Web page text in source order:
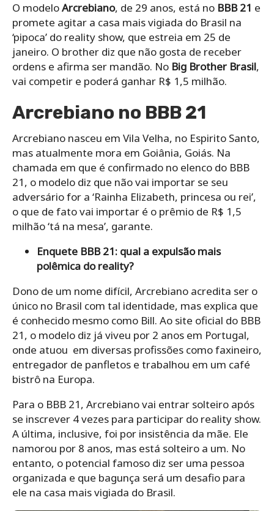
O modeloArcrebiano, de 29 anos, está no BBB 21 e
promete agitar a casa mais vigiada do Brasil na
‘pipoca’ do reality show, que estreia em 25 de
janeiro. O brother diz que não gosta de receber
ordens e afirma ser mandão. No Big Brother Brasil,
vai competir e poderá ganhar R$ 1,5 milhão.
Arcrebiano no BBB 21
Arcrebiano nasceu em Vila Velha, no Espirito Santo,
mas atualmente mora em Goiânia, Goiás. Na
chamada em que é confirmado no elenco do BBB
21, o modelo diz que não vai importar se seu
adversário for a ‘Rainha Elizabeth, princesa ou rei’,
o que de fato vai importar é o prêmio de R$ 1,5
milhão ‘tá na mesa’, garante.
Enquete BBB 21: qual a expulsão mais
polêmica do reality?
Dono de um nome difícil, Arcrebiano acredita ser o
único no Brasil com tal identidade, mas explica que
é conhecido mesmo como Bill. Ao site oficial do BBB
21, o modelo diz já viveu por 2 anos em Portugal,
onde atuou em diversas profissões como faxineiro,
entregador de panfletos e trabalhou em um café
bistrô na Europa.
Para o BBB 21, Arcrebiano vai entrar solteiro após
se inscrever 4 vezes para participar do reality show.
A última, inclusive, foi por insistência da mãe. Ele
namorou por 8 anos, mas está solteiro a um. No
entanto, o potencial famoso diz ser uma pessoa
organizada e que bagunça será um desafio para
ele na casa mais vigiada do Brasil.